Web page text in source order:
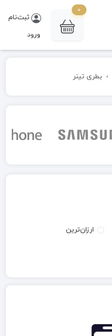
0
ثبت‌نام
ورود
بطری تینر
ارزان‌ترین